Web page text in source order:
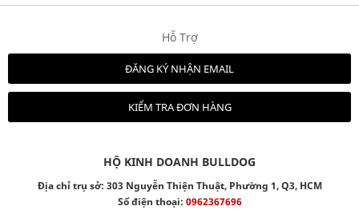
Hỗ Trợ
ĐĂNG KÝ NHẬN EMAIL
KIỂM TRA ĐƠN HÀNG
HỘ KINH DOANH BULLDOG
Địa chỉ trụ sở: 303 Nguyễn Thiện Thuật, Phường 1, Q3, HCM
Số điện thoại: 0962367696